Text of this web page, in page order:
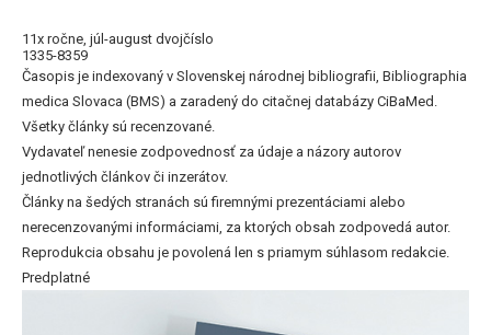
11x ročne, júl-august dvojčíslo
1335-8359
Časopis je indexovaný v Slovenskej národnej bibliografii, Bibliographia
medica Slovaca (BMS) a zaradený do citačnej databázy CiBaMed.
Všetky články sú recenzované.
Vydavateľ nenesie zodpovednosť za údaje a názory autorov
jednotlivých článkov či inzerátov.
Články na šedých stranách sú firemnými prezentáciami alebo
nerecenzovanými informáciami, za ktorých obsah zodpovedá autor.
Reprodukcia obsahu je povolená len s priamym súhlasom redakcie.
Predplatné